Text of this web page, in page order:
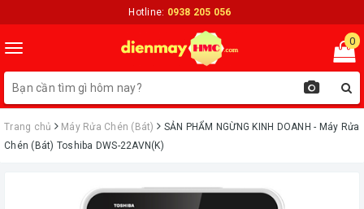
Hotline: 0938 205 056
Toggle
navigation
0
Trang chủ Máy Rửa Chén (Bát)
ㅤSẢN PHẨM NGỪNG KINH DOANH - Máy Rửa
Chén (Bát) Toshiba DWS-22AVN(K)